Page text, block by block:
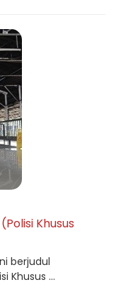
Khusus
berjudul
Khusus ...